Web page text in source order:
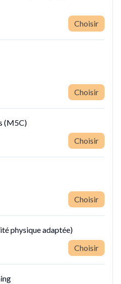
Choisir
Choisir
(M5C)
Choisir
Choisir
physique adaptée)
Choisir